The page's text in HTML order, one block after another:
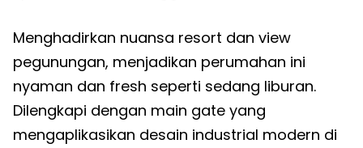
Menghadirkan nuansa resort dan view
pegunungan, menjadikan perumahan ini
nyaman dan fresh seperti sedang liburan.
Dilengkapi dengan main gate yang
mengaplikasikan desain industrial modern di